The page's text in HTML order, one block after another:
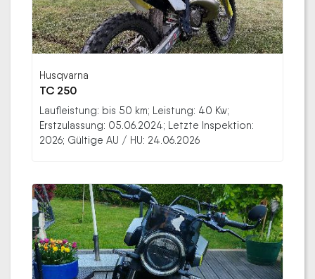
Husqvarna
TC 250
Laufleistung: bis 50 km; Leistung: 40 Kw;
Erstzulassung: 05.06.2024; Letzte Inspektion:
2026; Gültige AU / HU: 24.06.2026